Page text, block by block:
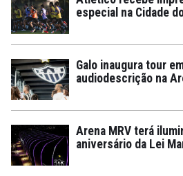
especial na Cidade
Galo inaugura tour
audiodescrição na
Arena MRV terá
aniversário da Lei